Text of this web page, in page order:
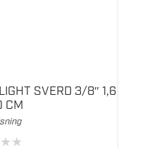
SVERD 3/8″ 1,6
CM
★★